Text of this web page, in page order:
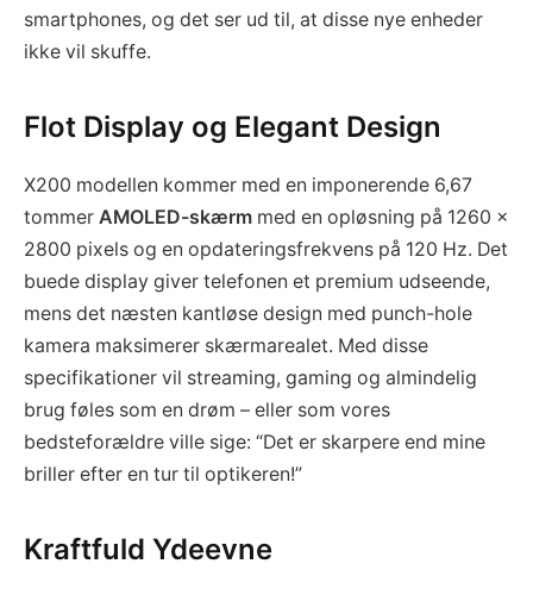
smartphones, og det ser ud til, at disse nye enheder
ikke vil skuffe.
Flot Display og Elegant Design
X200 modellen kommer med en imponerende 6,67
tommer AMOLED-skærm med en opløsning på 1260 x
2800 pixels og en opdateringsfrekvens på 120 Hz. Det
buede display giver telefonen et premium udseende,
mens det næsten kantløse design med punch-hole
kamera maksimerer skærmarealet. Med disse
specifikationer vil streaming, gaming og almindelig
brug føles som en drøm – eller som vores
bedsteforældre ville sige: “Det er skarpere end mine
briller efter en tur til optikeren!”
Kraftfuld Ydeevne